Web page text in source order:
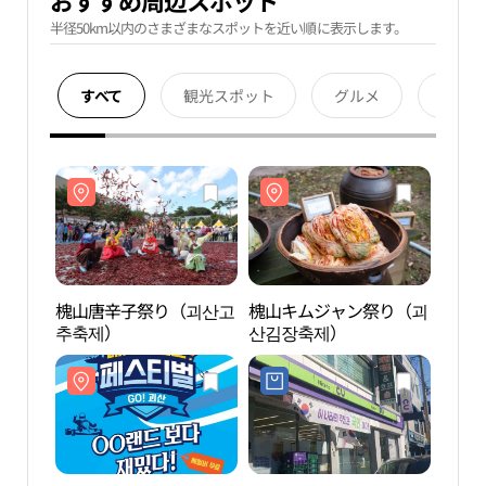
半径50km以内のさまざまなスポットを近い順に表示します。
すべて 観光スポット グルメ
槐山唐辛子祭り（괴산고
추축제）
槐山キムジャン祭り（괴
산김장축제）